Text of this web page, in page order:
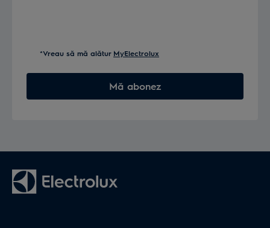
*Vreau să mă alătur MyElectrolux
Mă abonez